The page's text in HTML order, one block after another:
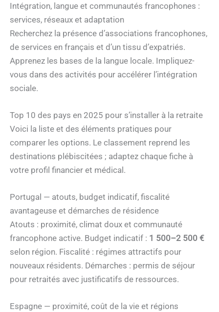
Intégration, langue et communautés francophones :
services, réseaux et adaptation
Recherchez la présence d’associations francophones,
de services en français et d’un tissu d’expatriés.
Apprenez les bases de la langue locale. Impliquez-
vous dans des activités pour accélérer l’intégration
sociale.
Top 10 des pays en 2025 pour s’installer à la retraite
Voici la liste et des éléments pratiques pour
comparer les options. Le classement reprend les
destinations plébiscitées ; adaptez chaque fiche à
votre profil financier et médical.
Portugal — atouts, budget indicatif, fiscalité
avantageuse et démarches de résidence
Atouts : proximité, climat doux et communauté
francophone active. Budget indicatif : 1 500–2 500 €
selon région. Fiscalité : régimes attractifs pour
nouveaux résidents. Démarches : permis de séjour
pour retraités avec justificatifs de ressources.
Espagne — proximité, coût de la vie et régions